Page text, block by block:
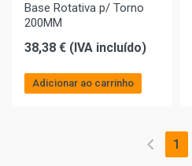
Base Rotativa p/ Torno
200MM
38,38 € (IVA incluído)
Adicionar ao carrinho
1